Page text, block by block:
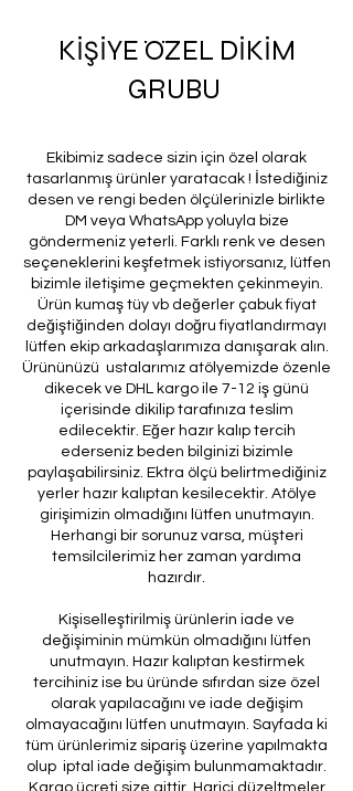
KİŞİYE ÖZEL DİKİM
GRUBU
Ekibimiz sadece sizin için özel olarak
tasarlanmış ürünler yaratacak ! İstediğiniz
desen ve rengi beden ölçülerinizle birlikte
DM veya WhatsApp yoluyla bize
göndermeniz yeterli. Farklı renk ve desen
seçeneklerini keşfetmek istiyorsanız, lütfen
bizimle iletişime geçmekten çekinmeyin.
Ürün kumaş tüy vb değerler çabuk fiyat
değiştiğinden dolayı doğru fiyatlandırmayı
lütfen ekip arkadaşlarımıza danışarak alın.
Ürününüzü ustalarımız atölyemizde özenle
dikecek ve DHL kargo ile 7-12 iş günü
içerisinde dikilip tarafınıza teslim
edilecektir. Eğer hazır kalıp tercih
ederseniz beden bilginizi bizimle
paylaşabilirsiniz. Ektra ölçü belirtmediğiniz
yerler hazır kalıptan kesilecektir. Atölye
girişimizin olmadığını lütfen unutmayın.
Herhangi bir sorunuz varsa, müşteri
temsilcilerimiz her zaman yardıma
hazırdır.
Kişiselleştirilmiş ürünlerin iade ve
değişiminin mümkün olmadığını lütfen
unutmayın. Hazır kalıptan kestirmek
tercihiniz ise bu üründe sıfırdan size özel
olarak yapılacağını ve iade değişim
olmayacağını lütfen unutmayın. Sayfada ki
tüm ürünlerimiz sipariş üzerine yapılmakta
olup iptal iade değişim bulunmamaktadır.